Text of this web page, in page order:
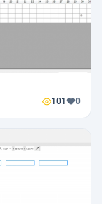
101 0